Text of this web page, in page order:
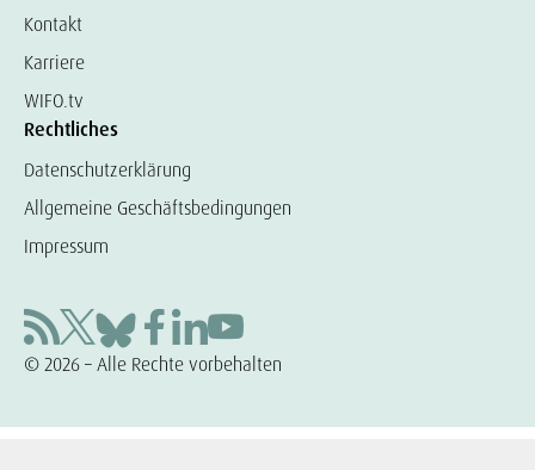
Kontakt
Karriere
WIFO.tv
Rechtliches
Datenschutzerklärung
Allgemeine Geschäftsbedingungen
Impressum
© 2026 – Alle Rechte vorbehalten